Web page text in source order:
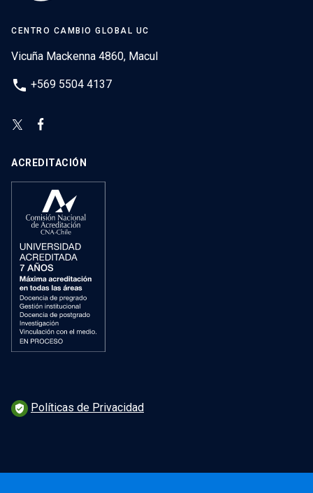
CENTRO CAMBIO GLOBAL UC
Vicuña Mackenna 4860, Macul
phone +569 5504 4137
ACREDITACIÓN
verified_user Políticas de Privacidad